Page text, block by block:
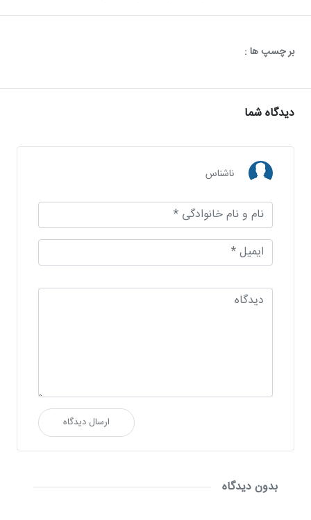
بر چسپ ها :
دیدگاه شما
ناشناس
ارسال دیدگاه
بدون دیدگاه